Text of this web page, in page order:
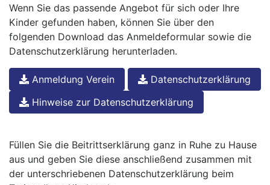
Wenn Sie das passende Angebot für sich oder Ihre
Kinder gefunden haben, können Sie über den
folgenden Download das Anmeldeformular sowie die
Datenschutzerklärung herunterladen.
Anmeldung Verein
Datenschutzerklärung
Hinweise zur Datenschutzerklärung
Füllen Sie die Beitrittserklärung ganz in Ruhe zu Hause
aus und geben Sie diese anschließend zusammen mit
der unterschriebenen Datenschutzerklärung beim